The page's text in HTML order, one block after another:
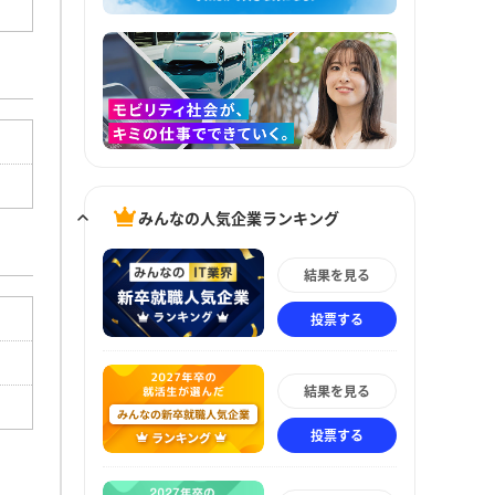
みんなの人気企業ランキング
結果を見る
投票する
結果を見る
投票する